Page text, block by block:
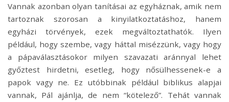
Vannak azonban olyan tanításai az egyháznak, amik nem
tartoznak szorosan a kinyilatkoztatáshoz, hanem
egyházi törvények, ezek megváltoztathatók. Ilyen
például, hogy szembe, vagy háttal misézzünk, vagy hogy
a pápaválasztásokor milyen szavazati aránnyal lehet
győztest hirdetni, esetleg, hogy nősülhessenek-e a
papok vagy ne. Ez utóbbinak például biblikus alapjai
vannak, Pál ajánlja, de nem “kötelező”. Tehát vannak